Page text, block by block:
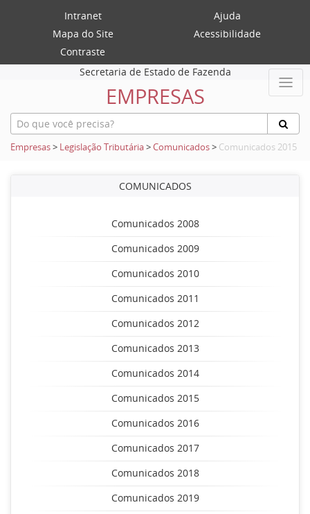
Intranet
Ajuda
Mapa do Site
Acessibilidade
Contraste
Secretaria de Estado de Fazenda
EMPRESAS
Empresas> Legislação Tributária>Comunicados> Comunicados 2015
COMUNICADOS
Comunicados 2008
Comunicados 2009
Comunicados 2010
Comunicados 2011
Comunicados 2012
Comunicados 2013
Comunicados 2014
Comunicados 2015
Comunicados 2016
Comunicados 2017
Comunicados 2018
Comunicados 2019